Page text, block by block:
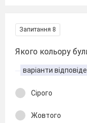
Запитання 8
Якого кольору
варіанти
Сірого
Жовтого